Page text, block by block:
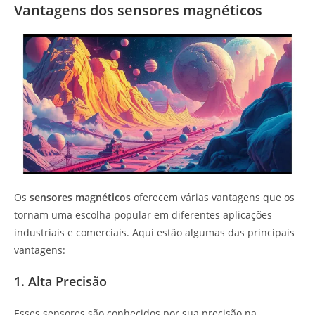
Vantagens dos sensores magnéticos
Os sensores magnéticos oferecem várias vantagens que os
tornam uma escolha popular em diferentes aplicações
industriais e comerciais. Aqui estão algumas das principais
vantagens:
1. Alta Precisão